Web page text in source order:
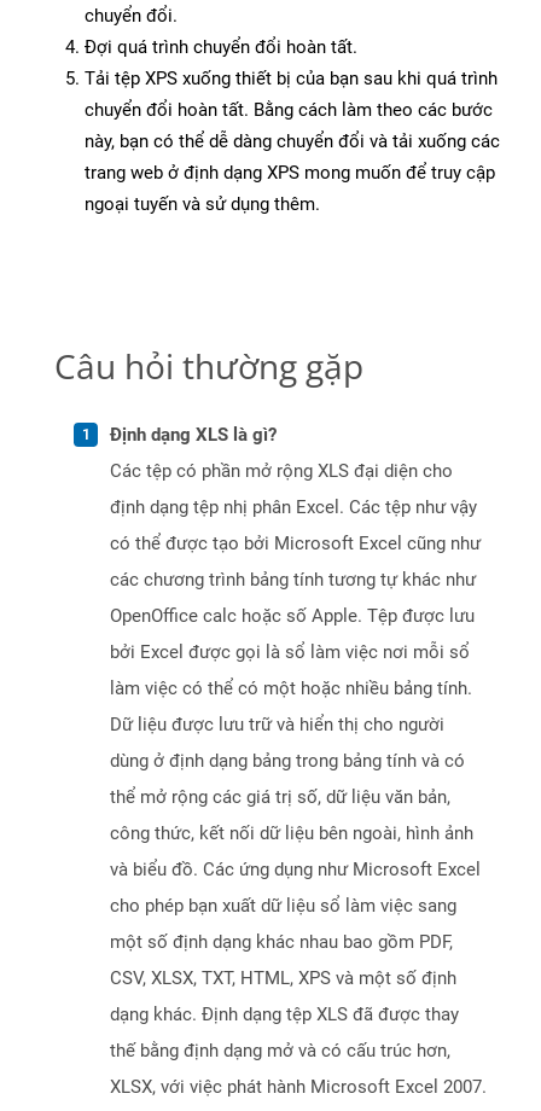
chuyển đổi.
Đợi quá trình chuyển đổi hoàn tất.
Tải tệp XPS xuống thiết bị của bạn sau khi quá trình
chuyển đổi hoàn tất. Bằng cách làm theo các bước
này, bạn có thể dễ dàng chuyển đổi và tải xuống các
trang web ở định dạng XPS mong muốn để truy cập
ngoại tuyến và sử dụng thêm.
Câu hỏi thường gặp
Định dạng XLS là gì?
Các tệp có phần mở rộng XLS đại diện cho
định dạng tệp nhị phân Excel. Các tệp như vậy
có thể được tạo bởi Microsoft Excel cũng như
các chương trình bảng tính tương tự khác như
OpenOffice calc hoặc số Apple. Tệp được lưu
bởi Excel được gọi là sổ làm việc nơi mỗi sổ
làm việc có thể có một hoặc nhiều bảng tính.
Dữ liệu được lưu trữ và hiển thị cho người
dùng ở định dạng bảng trong bảng tính và có
thể mở rộng các giá trị số, dữ liệu văn bản,
công thức, kết nối dữ liệu bên ngoài, hình ảnh
và biểu đồ. Các ứng dụng như Microsoft Excel
cho phép bạn xuất dữ liệu sổ làm việc sang
một số định dạng khác nhau bao gồm PDF,
CSV, XLSX, TXT, HTML, XPS và một số định
dạng khác. Định dạng tệp XLS đã được thay
thế bằng định dạng mở và có cấu trúc hơn,
XLSX, với việc phát hành Microsoft Excel 2007.